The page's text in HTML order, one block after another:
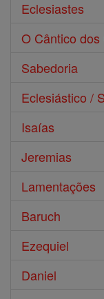
Eclesiastes
O Cântico dos
Sabedoria
Eclesiástico /
Isaías
Jeremias
Lamentações
Baruch
Ezequiel
Daniel